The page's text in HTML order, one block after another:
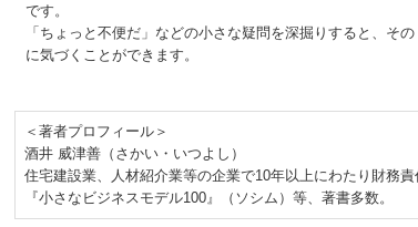
です。
「ちょっと不便だ」などの小さな疑問を深掘りすると、そ
に気づくことができます。
＜著者プロフィール＞
酒井 威津善（さかい・いつよし）
住宅建設業、人材紹介業等の企業で10年以上にわたり財務
『小さなビジネスモデル100』（ソシム）等、著書多数。